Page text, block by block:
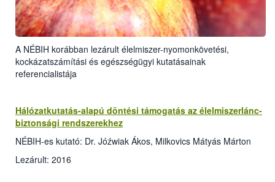
A NÉBIH korábban lezárult élelmiszer-nyomonkövetési,
kockázatszámítási és egészségügyi kutatásainak
referencialistája
Hálózatkutatás-alapú döntési támogatás az élelmiszerlánc-
biztonsági rendszerekhez
NÉBIH-es kutató: Dr. Jóźwiak Ákos, Milkovics Mátyás Márton
Lezárult: 2016